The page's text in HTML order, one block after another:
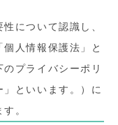
について認識し、
人情報保護法」と
プライバシーポリ
といいます。）に
。